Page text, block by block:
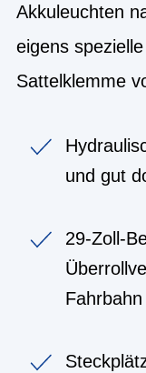
Akkuleuchten
eigens
Sattelklemme
und gut
29-Zoll-
Fahrbahn